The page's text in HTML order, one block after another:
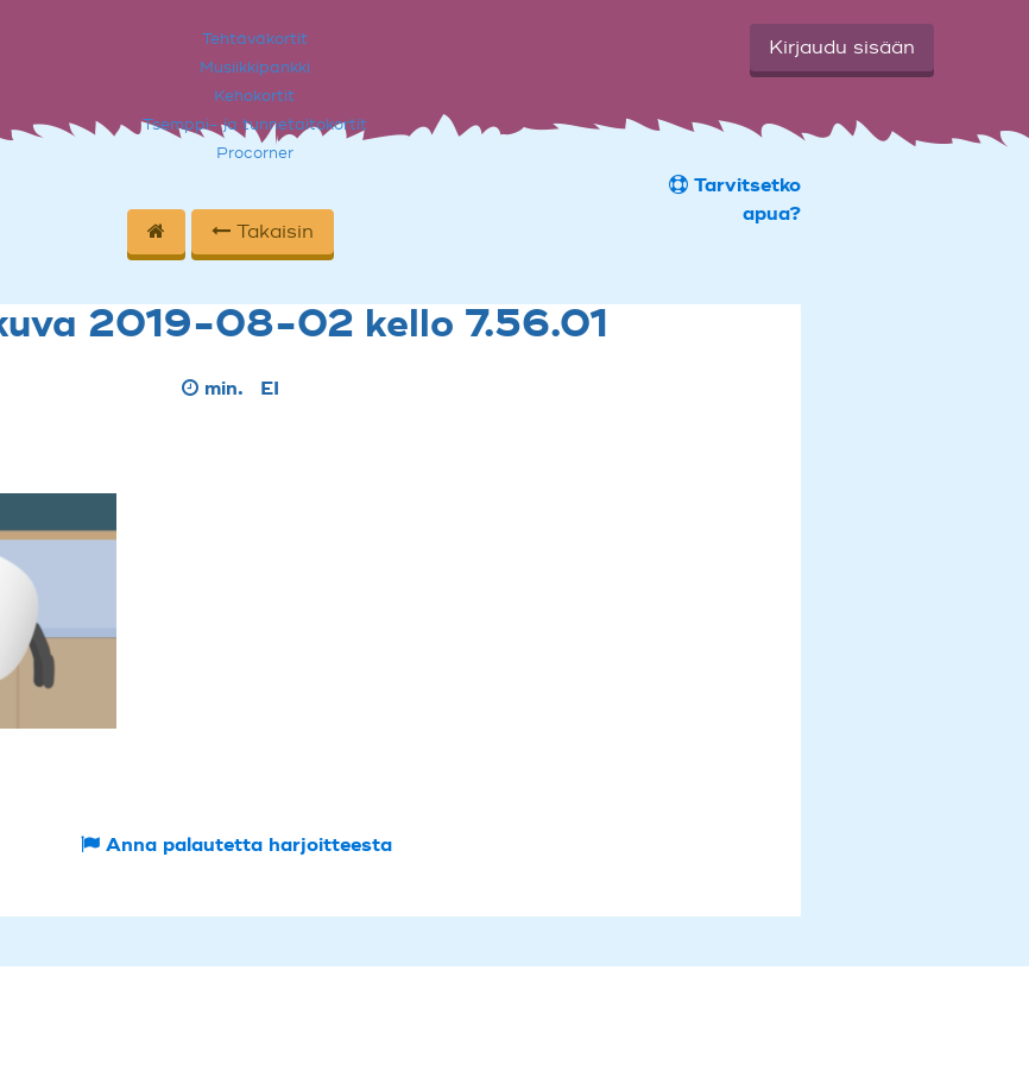
Tehtäväkortit
Musiikkipankki
Kehokortit
Tsemppi- ja tunnetaitokortit
Procorner
Kirjaudu sisään
Tarvitsetko
apua?
Takaisin
2019-08-02 kello 7.56.01
min. EI
Anna palautetta harjoitteesta